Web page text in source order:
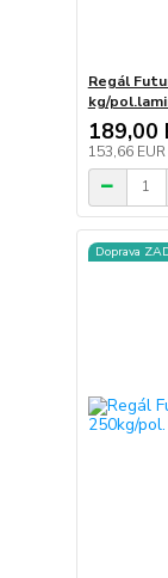
Regál
kg/
189,00
153,66 EUR
Doprava